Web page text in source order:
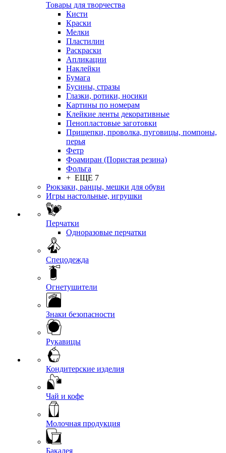
Товары для творчества
Кисти
Краски
Мелки
Пластилин
Раскраски
Апликации
Наклейки
Бумага
Бусины, стразы
Глазки, ротики, носики
Картины по номерам
Клейкие ленты декоративные
Пенопластовые заготовки
Прищепки, проволка, пуговицы, помпоны,
перья
Фетр
Фоамиран (Пористая резина)
Фольга
+ ЕЩЕ 7
Рюкзаки, ранцы, мешки для обуви
Игры настольные, игрушки
Перчатки
Одноразовые перчатки
Спецодежда
Огнетушители
Знаки безопасности
Рукавицы
Кондитерские изделия
Чай и кофе
Молочная продукция
Бакалея